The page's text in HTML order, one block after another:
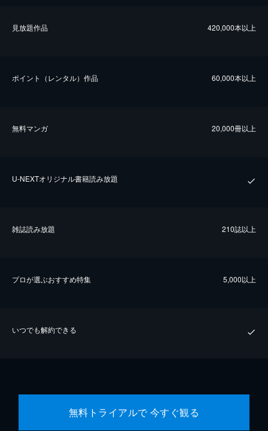
⾒放題作品 420,000本以上
ポイント（レンタル）作品 60,000本以上
無料マンガ 20,000冊以上
U-NEXTオリジナル書籍読み放題
雑誌読み放題 210誌以上
プロが選ぶおすすめ特集 5,000以上
いつでも解約できる
無料トライアルで 今すぐ観る